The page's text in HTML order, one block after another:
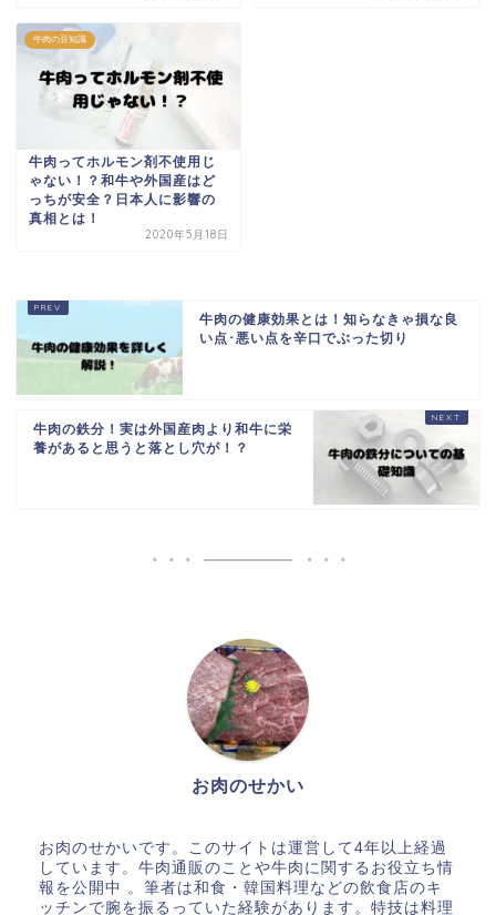
牛肉の豆知識
牛肉ってホルモン剤不使用じ
ゃない！？和牛や外国産はど
っちが安全？日本人に影響の
真相とは！
2020年5月18日
牛肉の健康効果とは！知らなきゃ損な良
い点･悪い点を辛口でぶった切り
牛肉の鉄分！実は外国産肉より和牛に栄
養があると思うと落とし穴が！？
お肉のせかい
お肉のせかいです。このサイトは運営して4年以上経過
しています。牛肉通販のことや牛肉に関するお役立ち情
報を公開中 。筆者は和食・韓国料理などの飲食店のキ
ッチンで腕を振るっていた経験があります。特技は料理